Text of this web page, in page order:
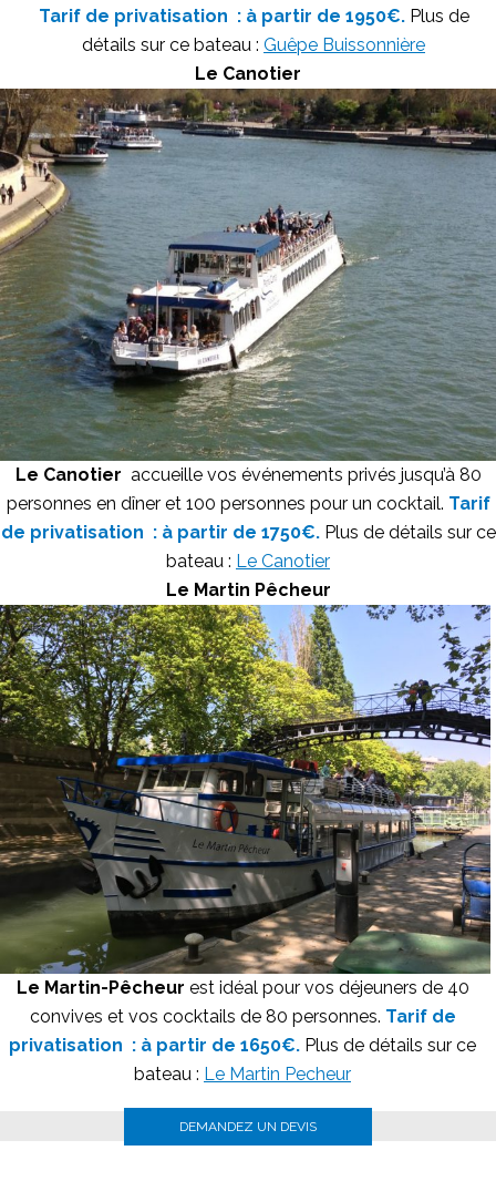
Tarif de privatisation : à partir de 1950€. Plus de
détails sur ce bateau : Guêpe Buissonnière
Le Canotier
Le Canotier accueille vos événements privés jusqu’à 80
personnes en dîner et 100 personnes pour un cocktail. Tarif
de privatisation : à partir de 1750€. Plus de détails sur ce
bateau : Le Canotier
Le Martin Pêcheur
Le Martin-Pêcheur est idéal pour vos déjeuners de 40
convives et vos cocktails de 80 personnes. Tarif de
privatisation : à partir de 1650€. Plus de détails sur ce
bateau : Le Martin Pecheur
DEMANDEZ UN DEVIS